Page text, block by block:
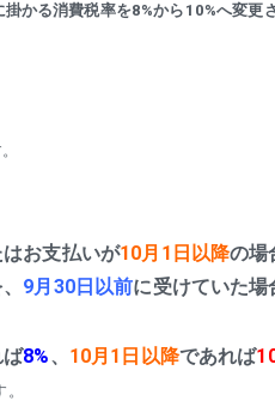
かる消費税率を8%から10%へ変更
お支払いが10月1日以降の
9月30日以前に受けていた
8%、 10月1日以降であれば